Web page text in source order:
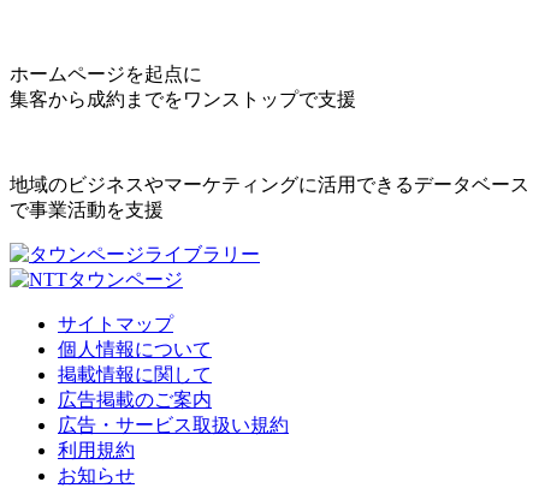
ホームページを起点に
集客から成約までをワンストップで支援
地域のビジネスやマーケティングに活用できるデータベース
で事業活動を支援
サイトマップ
個人情報について
掲載情報に関して
広告掲載のご案内
広告・サービス取扱い規約
利用規約
お知らせ